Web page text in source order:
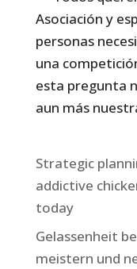
Asociación y
personas
una
esta pregunta
aun más
Strategic
addictive
today
Gelassenheit
meistern und